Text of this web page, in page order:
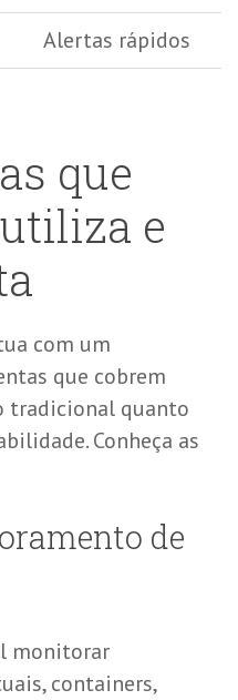
Alertas rápidos
que
utiliza e
com um
que cobrem
tradicional quanto
. Conheça as
de
monitorar
containers,